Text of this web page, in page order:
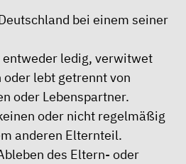
bei einem seiner
ledig, verwitwet
lebt getrennt von
oder Lebenspartner.
oder nicht regelmäßig
anderen Elternteil.
des Eltern- oder